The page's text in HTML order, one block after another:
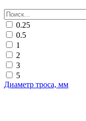
0.25
0.5
1
2
3
5
Диаметр троса, мм